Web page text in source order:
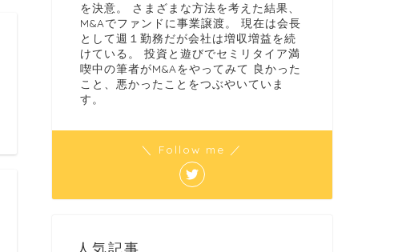
を決意。 さまざまな方法を考えた結果、
M&Aでファンドに事業譲渡。 現在は会長
として週１勤務だが会社は増収増益を続
けている。 投資と遊びでセミリタイア満
喫中の筆者がM&Aをやってみて 良かった
こと、悪かったことをつぶやいていま
す。
＼ Follow me ／
人気記事